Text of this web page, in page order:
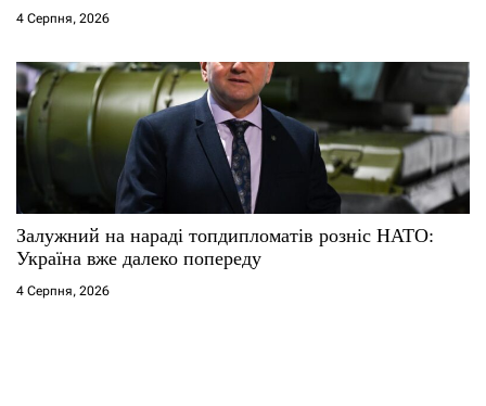
4 Серпня, 2026
Залужний на нараді топдипломатів розніс НАТО:
Україна вже далеко попереду
4 Серпня, 2026